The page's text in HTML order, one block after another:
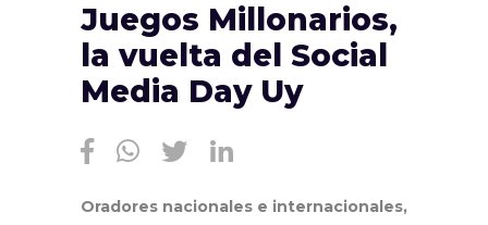
Juegos Millonarios,
la vuelta del Social
Media Day Uy
Oradores nacionales e internacionales,